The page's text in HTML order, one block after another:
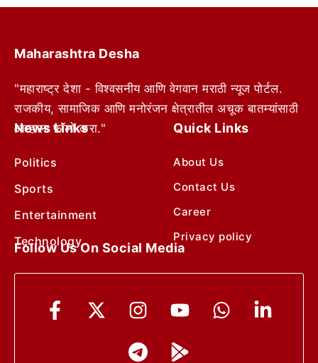
Maharashtra Desha
"महाराष्ट्र देशा - विश्वसनीय आणि वेगवान मराठी न्यूज पोर्टल.
राजकीय, सामाजिक आणि मनोरंजन क्षेत्रातील अचूक बातम्यांसाठी
आम्हाला फॉलो करा."
News Links
Politics
Sports
Entertainment
Technology
Quick Links
About Us
Contact Us
Career
Privacy policy
Follow Us On Social Media